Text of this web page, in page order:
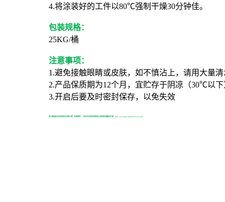
4.将涂装好的工件以80℃强制干燥30分钟佳。
包装规格：
25KG/桶
注意事项：
1.避免接触眼睛或皮肤，如不慎沾上，请用大量
2.产品保质期为12个月，宜贮存于阴凉（30℃以
3.开启后要及时密封保存，以免失效
客户需根据自身实际情况先调样试样（免费调样），更多尼龙材质涂装附着力差掉漆问题解决方案：http://www.dgjiongsheng.com/pa.html